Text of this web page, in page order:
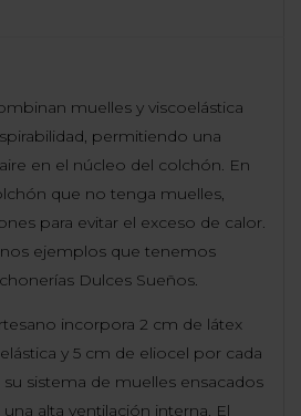
muelles y viscoelástica
permitiendo una
en el núcleo del colchón. En
que no tenga muelles,
para evitar el exceso de calor.
ejemplos que tenemos
Dulces Sueños.
incorpora 2 cm de látex
y 5 cm de eliocel por cada
sistema de muelles ensacados
alta ventilación interna. El